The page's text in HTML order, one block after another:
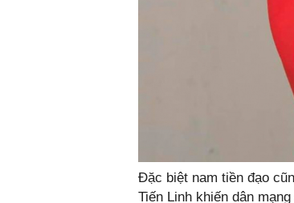
Đặc biệt nam tiền đạo
Tiến Linh khiến dân